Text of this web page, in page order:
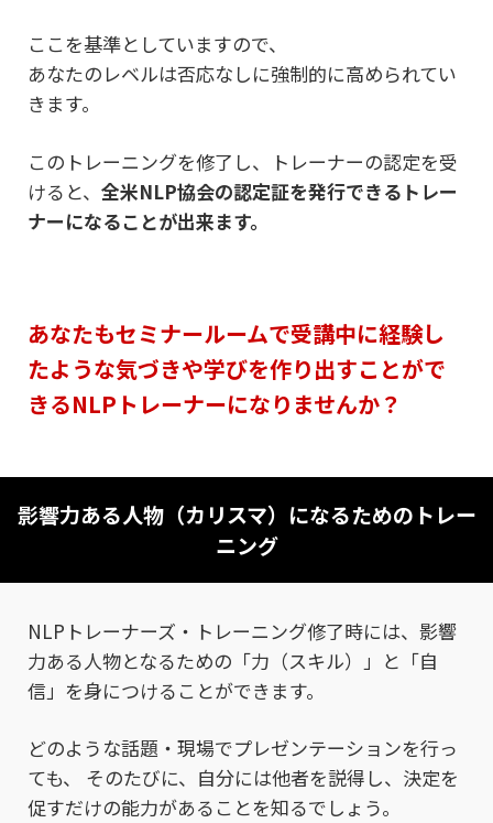
ここを基準としていますので、
あなたのレベルは否応なしに強制的に高められてい
きます。
このトレーニングを修了し、トレーナーの認定を受
けると、 全米NLP協会の認定証を発行できるトレー
ナーになることが出来ます。
あなたもセミナールームで受講中に経験し
たような気づきや学びを作り出すことがで
きるNLPトレーナーになりませんか？
影響力ある人物（カリスマ）になるためのトレー
ニング
NLPトレーナーズ・トレーニング修了時には、影響
力ある人物となるための「力（スキル）」と「自
信」を身につけることができます。
どのような話題・現場でプレゼンテーションを行っ
ても、
そのたびに、自分には他者を説得し、決定を
促すだけの能力があることを知るでしょう。